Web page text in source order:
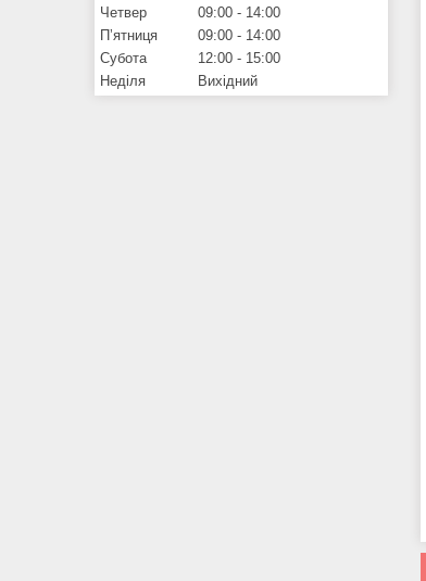
Четвер
09:00
14:00
Пʼятниця
09:00
14:00
Субота
12:00
15:00
Неділя
Вихідний